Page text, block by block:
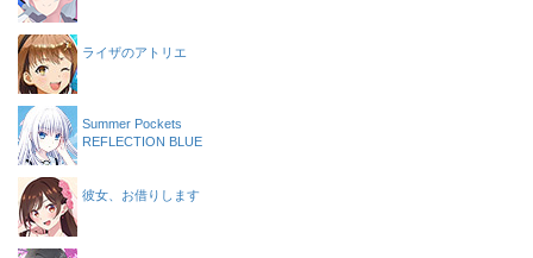
ライザのアトリエ
Summer Pockets
REFLECTION BLUE
彼女、お借りします